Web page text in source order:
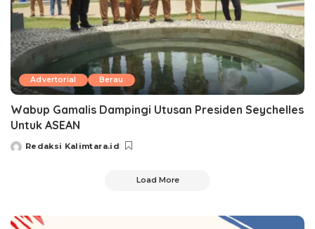
Advertorial Berau
Wabup Gamalis Dampingi Utusan Presiden Seychelles
Untuk ASEAN
Redaksi Kalimtara.id
Load More